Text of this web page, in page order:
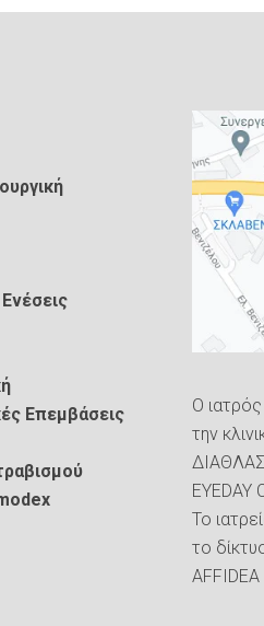
Επεμβάσεις
Ο
την
EYEDAY
To
το